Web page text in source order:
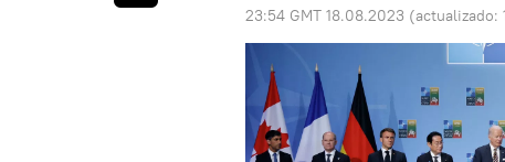
23:54 GMT 18.08.2023 (actualizado: